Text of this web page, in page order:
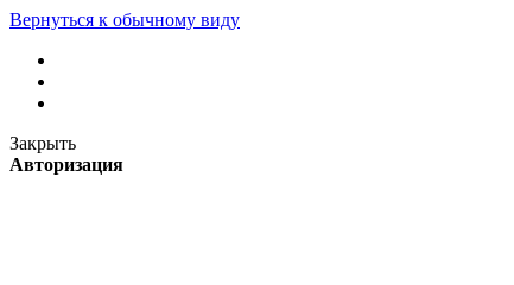
Вернуться к обычному виду
Закрыть
Авторизация